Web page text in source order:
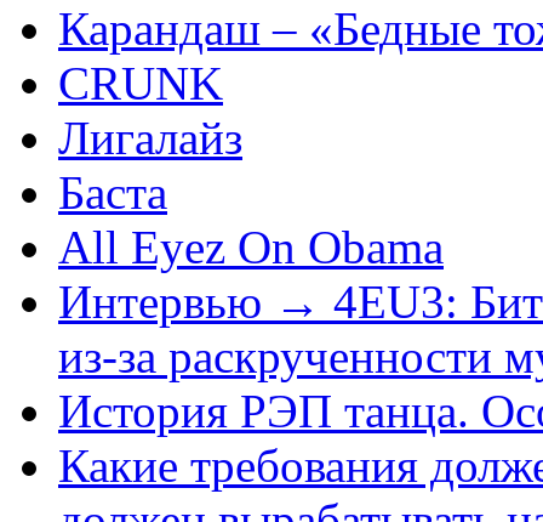
Карандаш – «Бедные
CRUNK
Лигалайз
Баста
All Eyez On Obama
Интервью → 4EU3:
из-за раскрученности
История РЭП танца.
Какие требования